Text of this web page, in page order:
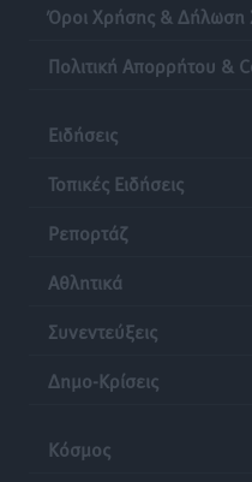
Όροι Χρήσης &
Πολιτική Απορρήτου &
Ειδήσεις
Τοπικές Ειδήσεις
Ρεπορτάζ
Αθλητικά
Συνεντεύξεις
Δημο-Κρίσεις
Κόσμος